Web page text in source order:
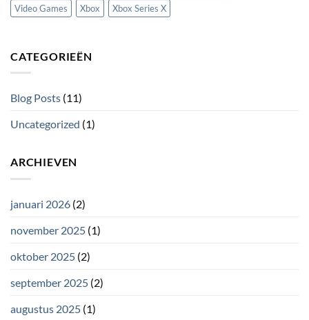
Video Games
Xbox Xbox Series X
CATEGORIEËN
Blog Posts (11)
Uncategorized (1)
ARCHIEVEN
januari 2026 (2)
november 2025 (1)
oktober 2025 (2)
september 2025 (2)
augustus 2025 (1)